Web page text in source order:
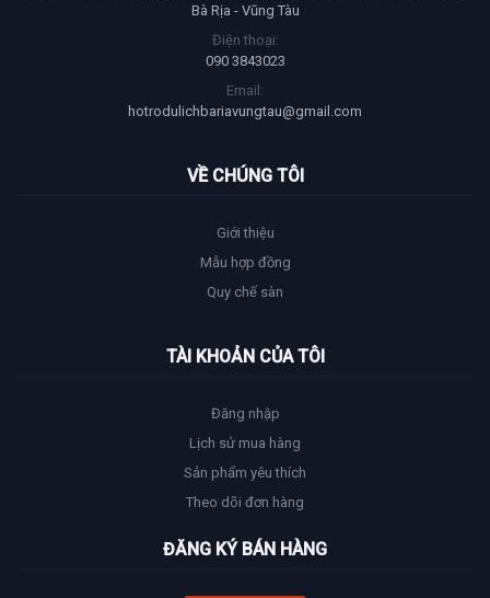
Bà Rịa - Vũng Tàu
Điện thoại:
090 3843023
Email:
hotrodulichbariavungtau@gmail.com
VỀ CHÚNG TÔI
Giới thiệu
Mẫu hợp đồng
Quy chế sàn
TÀI KHOẢN CỦA TÔI
Đăng nhập
Lịch sử mua hàng
Sản phẩm yêu thích
Theo dõi đơn hàng
ĐĂNG KÝ BÁN HÀNG